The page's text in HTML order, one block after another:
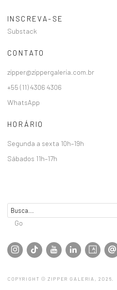
INSCREVA-SE
Substack
CONTATO
zipper@zippergaleria.com.br
+55 (11) 4306 4306
WhatsApp
HORÁRIO
Segunda a sexta 10h–19h
Sábados 11h–17h
Go
COPYRIGHT © ZIPPER GALERIA, 2026.